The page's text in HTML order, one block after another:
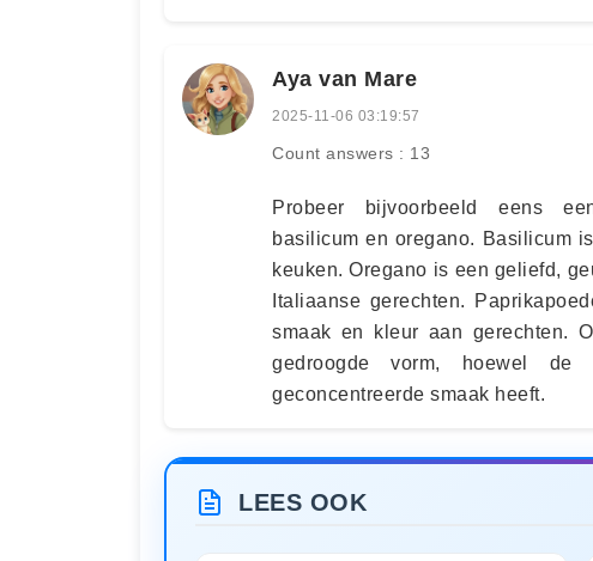
Aya van Mare
2025-11-06 03:19:57
Count answers : 13
Probeer bijvoorbeeld eens
basilicum en oregano. Basilicum
keuken. Oregano is een geliefd,
Italiaanse gerechten.
smaak en kleur aan gerechten.
gedroogde vorm, hoewel de
geconcentreerde smaak heeft.
LEES OOK